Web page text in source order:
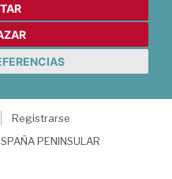
Registrarse
PENINSULAR